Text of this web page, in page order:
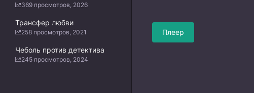
Плеер
369 просмотров, 2026
Трансфер любви
258 просмотров, 2021
Чеболь против детектива
245 просмотров, 2024